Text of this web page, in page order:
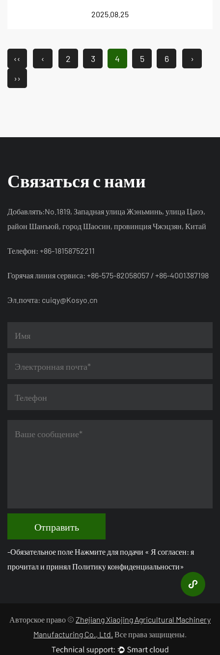
2025.08.25
‹‹ ‹ 2 3 4 5 6
›
››
Связаться с нами
Добавлять:No.1819, Западная улица Жэньминь, улица Цаоэ,
район Шанъюй, город Шаосин, провинция Чжэцзян, Китай
Телефон: +86-18158752211
Горячая линия сервиса: +86-575-82058057 / +86-4001387198
Эл.почта: cuiqy@Kosyo.cn
Отправить
-Обязательное поле Нажмите для подачи « Я согласен: я
прочитал и принял Политику конфиденциальности»
Авторское право © Zhejiang Xiaojing Agricultural Machinery
Manufacturing Co., Ltd. Все права защищены.